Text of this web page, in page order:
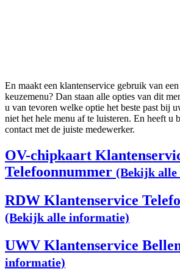
En maakt een klantenservice gebruik van
keuzemenu? Dan staan alle opties van dit
u van tevoren welke optie het beste past bij
niet het hele menu af te luisteren. En heeft u
contact met de juiste medewerker.
OV-chipkaart
Telefoonnummer (Bekijk
RDW Klantenservice
(Bekijk alle informatie)
UWV Klantenservice
informatie)